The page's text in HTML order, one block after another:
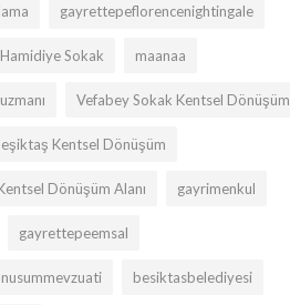
gayrettepeflorencenightingale
Hamidiye Sokak maanaa
Vefabey Sokak Kentsel Dönüşüm
Kentsel Dönüşüm
Dönüşüm Alanı gayrimenkul
gayrettepeemsal
besiktasbelediyesi